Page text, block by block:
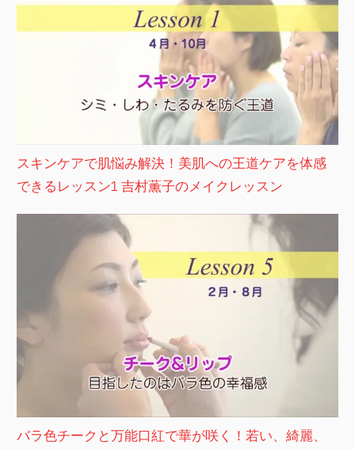
スキンケアで肌悩み解決！美肌への王道ケアを体感
できるレッスン1 吉村薫子のメイクレッスン
バラ色チークと万能口紅で華が咲く！若い、綺麗、